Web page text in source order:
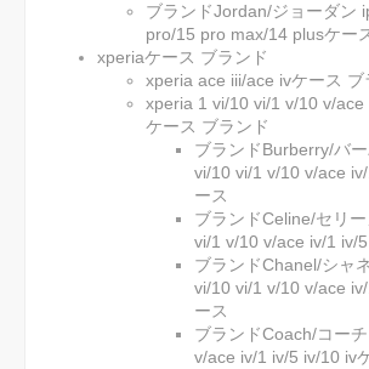
ブランドJordan/ジョーダン
pro/15 pro max/14 plusケー
xperiaケース ブランド
xperia ace iii/ace ivケース ブ
xperia 1 vi/10 vi/1 v/10 v/
ケース ブランド
ブランドBurberry/バ
vi/10 vi/1 v/10 v/ace
ース
ブランドCeline/セリ
vi/1 v/10 v/ace iv/1 iv/
ブランドChanel/シャ
vi/10 vi/1 v/10 v/ace
ース
ブランドCoach/コー
v/ace iv/1 iv/5 iv/10 iv